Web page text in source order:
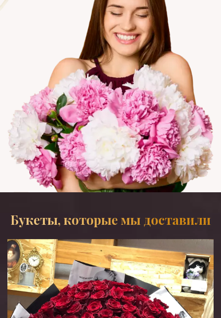
Букеты, которые мы доставили